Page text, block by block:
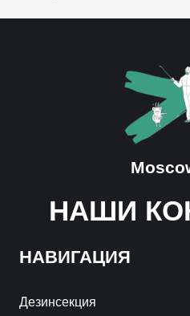
НАШИ
НАВИГАЦИЯ
Дезинсекция